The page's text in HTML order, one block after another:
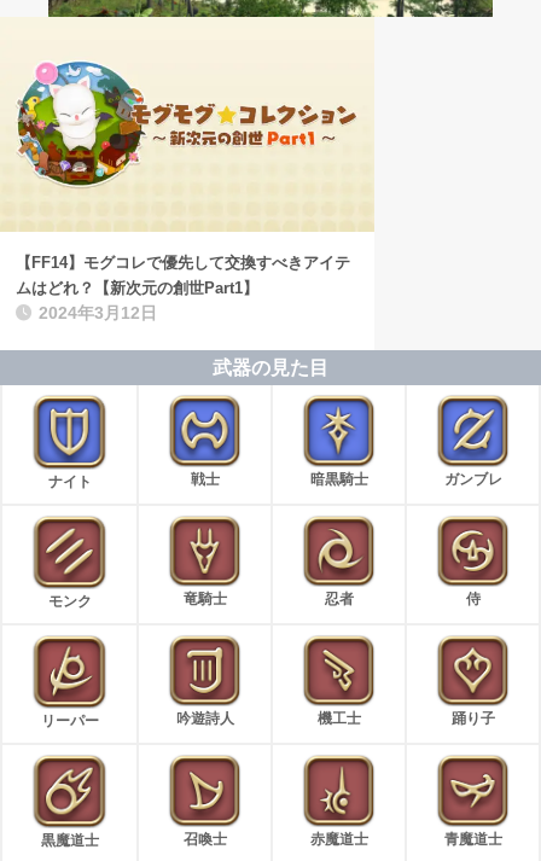
【FF14】モグコレで優先して交換すべきアイテ
ムはどれ？【新次元の創世Part1】
2024年3月12日
武器の見た目
ナイト 戦士 暗黒騎士 ガンブレ
モンク 竜騎士 忍者 侍
リーパー 吟遊詩人 機工士 踊り子
黒魔道士 召喚士 赤魔道士 青魔道士